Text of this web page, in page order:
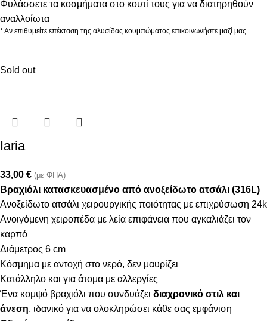
Φυλάσσετε τα κοσμήματα στο κουτί τους για να διατηρηθούν
αναλλοίωτα
* Αν επιθυμείτε επέκταση της αλυσίδας κουμπώματος επικοινωνήστε μαζί μας
Sold out
Iaria
33,00 € (με ΦΠΑ)
Βραχιόλι κατασκευασμένο από ανοξείδωτο ατσάλι (316L)
Ανοξείδωτο ατσάλι χειρουργικής ποιότητας με επιχρύσωση 24k
Ανοιγόμενη χειροπέδα με λεία επιφάνεια που αγκαλιάζει τον
καρπό
Διάμετρος 6 cm
Κόσμημα με αντοχή στο νερό, δεν μαυρίζει
Κατάλληλο και για άτομα με αλλεργίες
Ένα κομψό βραχιόλι που συνδυάζει διαχρονικό στιλ και
άνεση, ιδανικό για να ολοκληρώσει κάθε σας εμφάνιση